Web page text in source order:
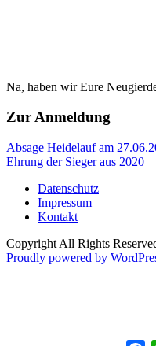
Na, haben wir Eure
Zur Anmeldung
Absage Heidelauf am
Ehrung der Sieger aus 2020
Datenschutz
Impressum
Kontakt
Copyright All Rights
Proudly powered by